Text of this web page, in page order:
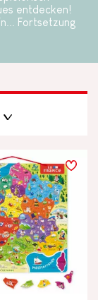
entdecken!
Fortsetzung